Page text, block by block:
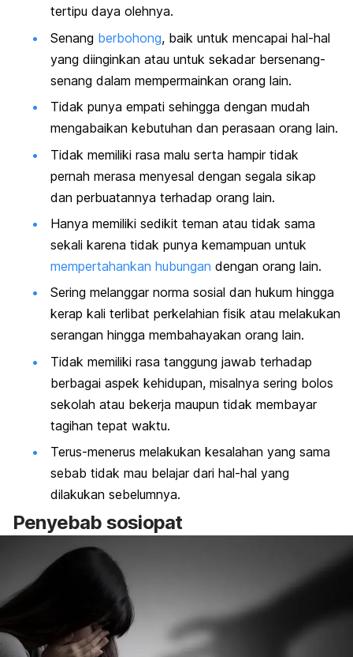
tertipu daya olehnya.
Senang berbohong, baik untuk mencapai hal-hal
yang diinginkan atau untuk sekadar bersenang-
senang dalam mempermainkan orang lain.
Tidak punya empati sehingga dengan mudah
mengabaikan kebutuhan dan perasaan orang lain.
Tidak memiliki rasa malu serta hampir tidak
pernah merasa menyesal dengan segala sikap
dan perbuatannya terhadap orang lain.
Hanya memiliki sedikit teman atau tidak sama
sekali karena tidak punya kemampuan untuk
mempertahankan hubungan dengan orang lain.
Sering melanggar norma sosial dan hukum hingga
kerap kali terlibat perkelahian fisik atau melakukan
serangan hingga membahayakan orang lain.
Tidak memiliki rasa tanggung jawab terhadap
berbagai aspek kehidupan, misalnya sering bolos
sekolah atau bekerja maupun tidak membayar
tagihan tepat waktu.
Terus-menerus melakukan kesalahan yang sama
sebab tidak mau belajar dari hal-hal yang
dilakukan sebelumnya.
Penyebab sosiopat